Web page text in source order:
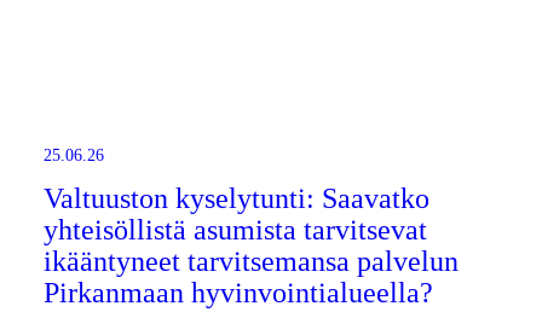
25.06.26
Valtuuston kyselytunti: Saavatko
yhteisöllistä asumista tarvitsevat
ikääntyneet tarvitsemansa palvelun
Pirkanmaan hyvinvointialueella?